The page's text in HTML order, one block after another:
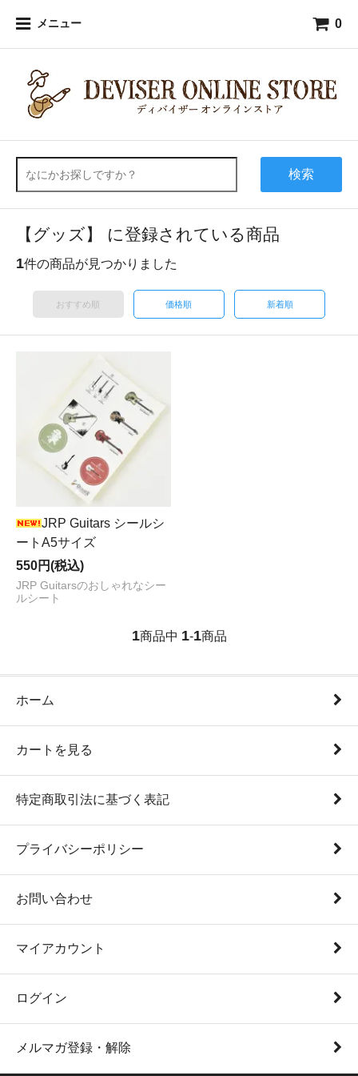
メニュー 0
検索
【グッズ】 に登録されている商品
1件の商品が見つかりました
おすすめ順 価格順 新着順
JRP Guitars シールシ
ートA5サイズ
550円(税込)
JRP Guitarsのおしゃれなシー
ルシート
1商品中 1-1商品
ホーム
カートを見る
特定商取引法に基づく表記
プライバシーポリシー
お問い合わせ
マイアカウント
ログイン
メルマガ登録・解除